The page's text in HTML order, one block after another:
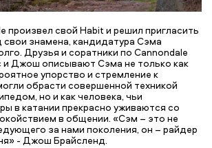
произвел свой Habit и решил пригласить
свои знамена, кандидатура Сэма
Друзья и соратники по Cannondale
Джош описывают Сэма не только как
упорство и стремление к
обрасти совершенной техникой
но и как человека, чьи
в катании прекрасно уживаются со
в общении. «Сэм – это не
за нами поколения, он – райдер
- Джош Брайсленд.